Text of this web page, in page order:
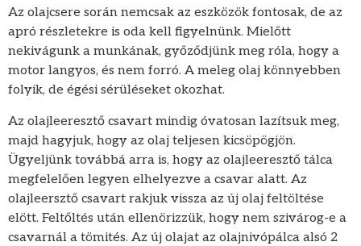
Az olajcsere során nemcsak az eszközök fontosak, de az
apró részletekre is oda kell figyelnünk. Mielőtt
nekivágunk a munkának, győződjünk meg róla, hogy a
motor langyos, és nem forró. A meleg olaj könnyebben
folyik, de égési sérüléseket okozhat.
Az olajleeresztő csavart mindig óvatosan lazítsuk meg,
majd hagyjuk, hogy az olaj teljesen kicsöpögjön.
Ügyeljünk továbbá arra is, hogy az olajleeresztő tálca
megfelelően legyen elhelyezve a csavar alatt. Az
olajleersztő csavart rakjuk vissza az új olaj feltöltése
elött. Feltőltés után ellenörizzük, hogy nem szivárog-e a
csavarnál a tömités. Az új olajat az olajnivópálca alsó 2